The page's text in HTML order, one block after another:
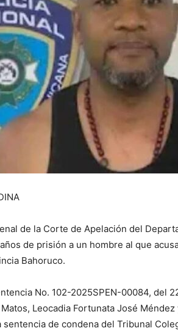
de la Corte de Apelación del
de prisión a un hombre al que
Bahoruco.
No. 102-2025SPEN-00084, del
Leocadia Fortunata José
de condena del Tribunal